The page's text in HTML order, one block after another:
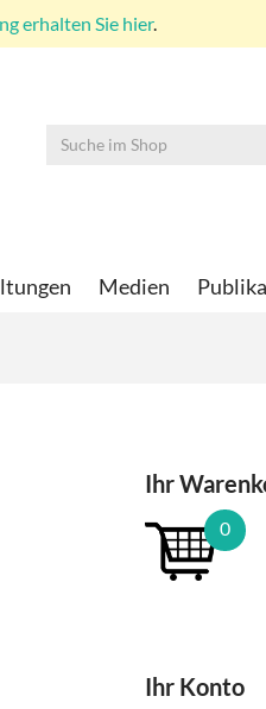
erhalten Sie hier.
Medien
Ihr
0
Ihr Konto